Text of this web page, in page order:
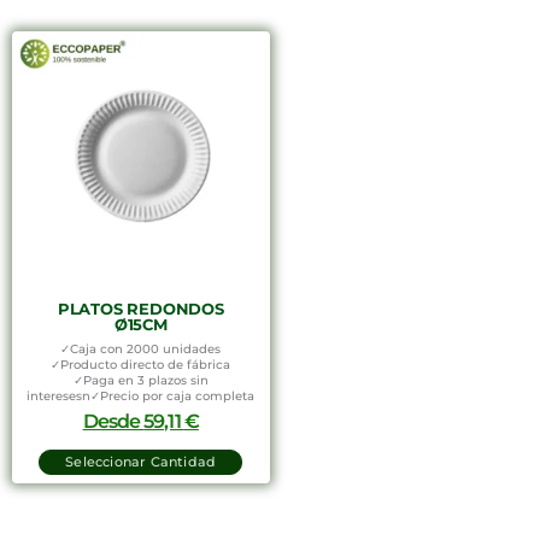
PLATOS REDONDOS
Ø15CM
✓Caja con 2000 unidades
✓Producto directo de fábrica
✓Paga en 3 plazos sin
interesesn✓Precio por caja completa
Desde59,11€
Seleccionar Cantidad